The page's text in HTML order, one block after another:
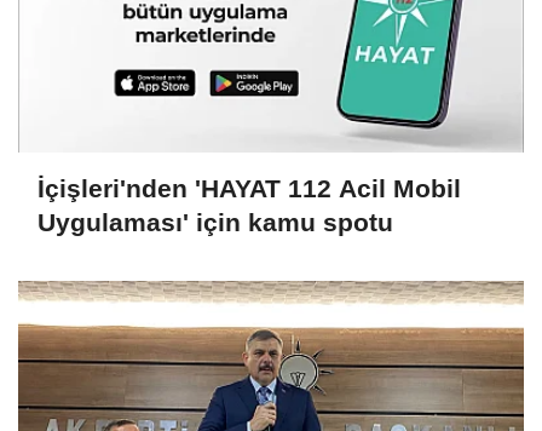
İçişleri'nden 'HAYAT 112 Acil Mobil
Uygulaması' için kamu spotu